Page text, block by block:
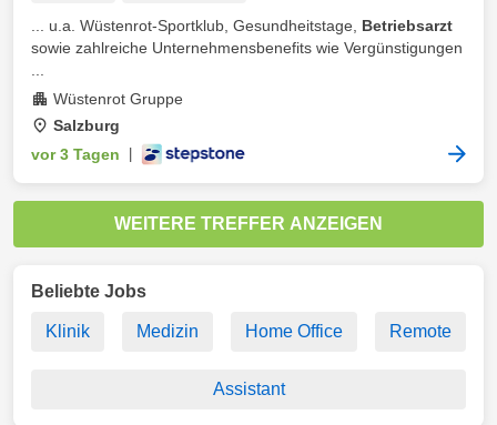
... u.a. Wüstenrot-Sportklub, Gesundheitstage, Betriebsarzt
sowie zahlreiche Unternehmensbenefits wie Vergünstigungen
Wüstenrot Gruppe
Salzburg
vor 3 Tagen
WEITERE TREFFER ANZEIGEN
Beliebte Jobs
Klinik Medizin Home Office Remote
Assistant